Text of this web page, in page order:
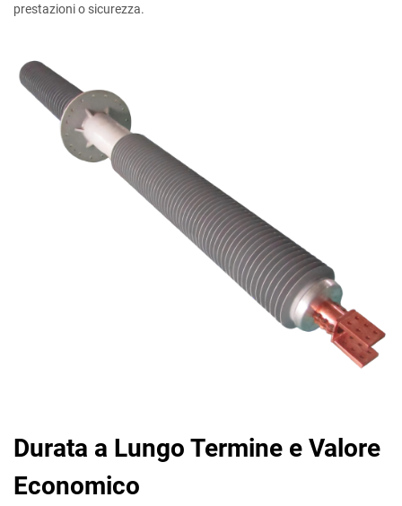
prestazioni o sicurezza.
Durata a Lungo Termine e Valore
Economico